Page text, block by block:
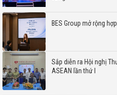
BES Group mở rộng
Sắp diễn ra Hội nghị
ASEAN lần thứ I